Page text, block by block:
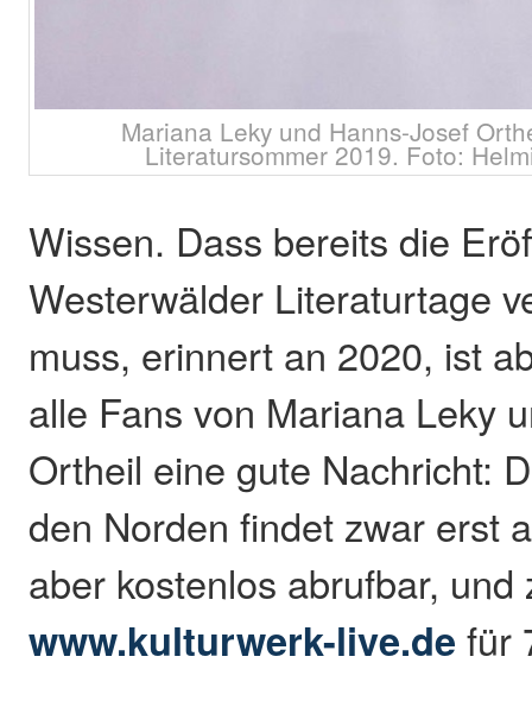
Mariana Leky und Hanns-Josef
Literatursommer 2019. Foto:
Wissen. Dass bereits die
Westerwälder Literaturtage
muss, erinnert an 2020, ist
alle Fans von Mariana Leky
Ortheil eine gute Nachricht:
den Norden findet zwar erst
aber kostenlos abrufbar, und
www.kulturwerk-live.de für